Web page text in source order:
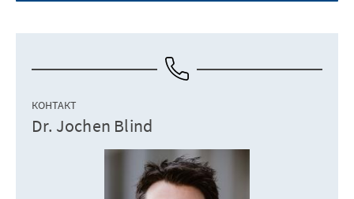
КОНТАКТ
Dr. Jochen Blind